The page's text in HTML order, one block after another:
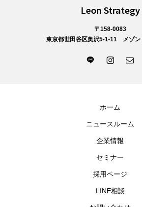
Leon Strategy
〒158-0083
東京都世田谷区奥沢5-1-11 メゾン
ホーム
ニュースルーム
企業情報
セミナー
採用ページ
LINE相談